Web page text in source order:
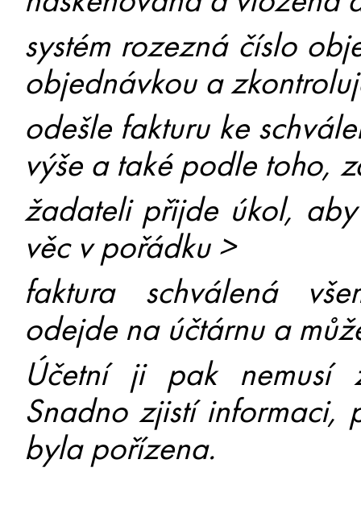
systém rozezná číslo
objednávkou a
odešle fakturu ke
výše a také podle toho,
žadateli přijde úkol,
věc v pořádku >
faktura schválená
odejde na účtárnu a
Účetní ji pak nemusí
Snadno zjistí informaci,
byla pořízena.